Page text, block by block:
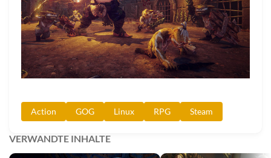
Action GOG Linux RPG Steam
VERWANDTE INHALTE